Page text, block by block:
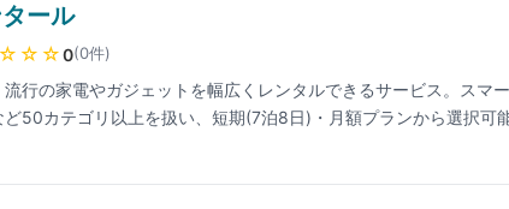
ール
0(0件)
流行の家電やガジェットを幅広くレンタルできるサービス。スマ
ど50カテゴリ以上を扱い、短期(7泊8日)・月額プランから選択可